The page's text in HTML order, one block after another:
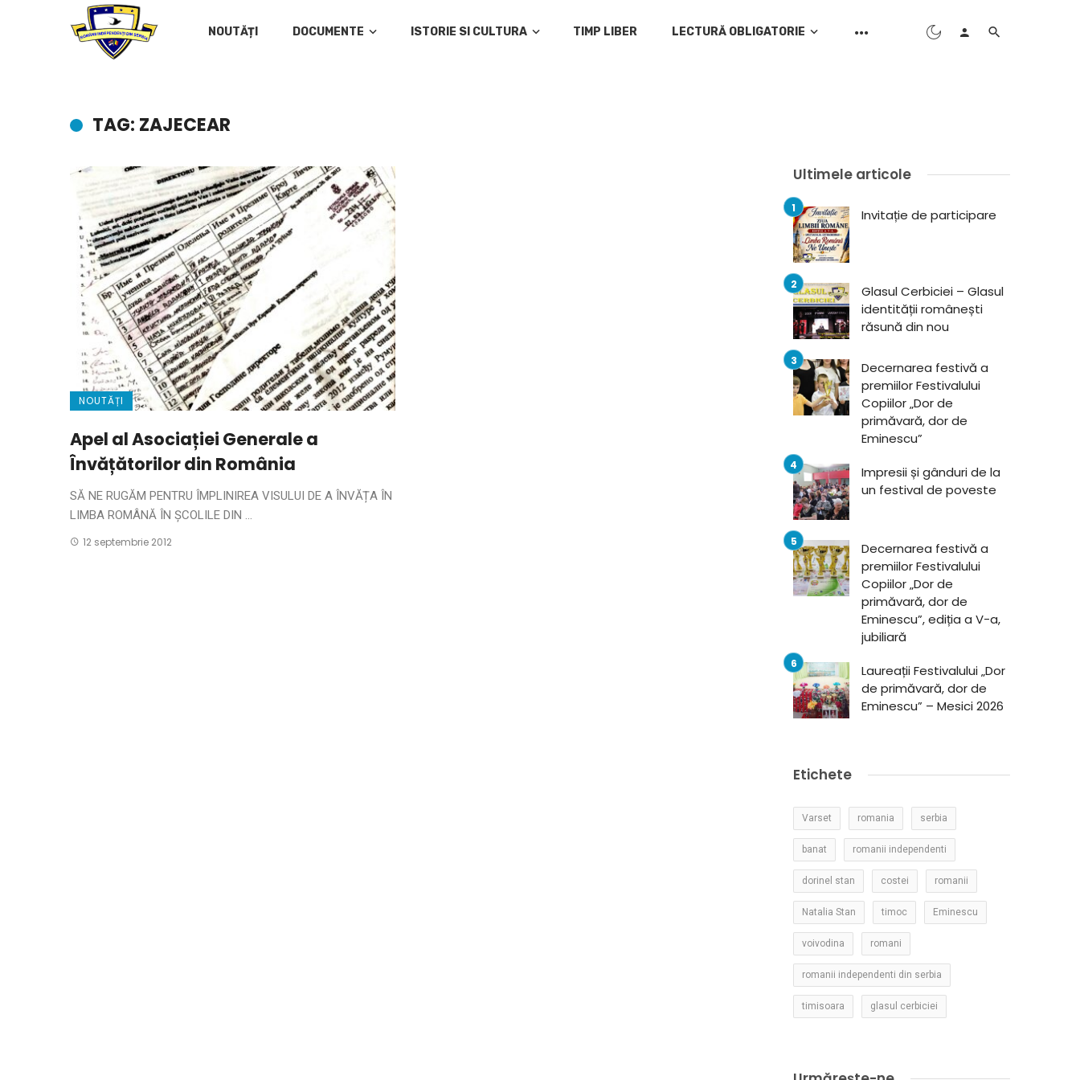
NOUTĂȚI DOCUMENTE ISTORIE SI CULTURA TIMP LIBER LECTURĂ OBLIGATORIE
TAG: ZAJECEAR
NOUTĂȚI
Apel al Asociației Generale a
Învățătorilor din România
SĂ NE RUGĂM PENTRU ÎMPLINIREA VISULUI DE A ÎNVĂȚA ÎN
LIMBA ROMÂNĂ ÎN ȘCOLILE DIN ...
12 septembrie 2012
Ultimele articole
Invitație de participare
Glasul Cerbiciei – Glasul
identității românești
răsună din nou
Decernarea festivă a
premiilor Festivalului
Copiilor „Dor de
primăvară, dor de
Eminescu”
Impresii și gânduri de la
un festival de poveste
Decernarea festivă a
premiilor Festivalului
Copiilor „Dor de
primăvară, dor de
Eminescu”, ediția a V-a,
jubiliară
Laureații Festivalului „Dor
de primăvară, dor de
Eminescu” – Mesici 2026
Etichete
Varset romania serbia
banat romanii independenti
dorinel stan costei romanii
Natalia Stan timoc Eminescu
voivodina romani
romanii independenti din serbia
timisoara glasul cerbiciei